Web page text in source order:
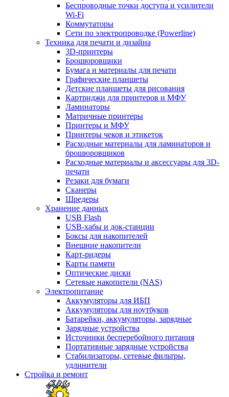
Беспроводные точки доступа и усилители
Wi-Fi
Коммутаторы
Сети по электропроводке (Powerline)
Техника для печати и дизайна
3D-принтеры
Брошюровщики
Бумага и материалы для печати
Графические планшеты
Детские планшеты для рисования
Картриджи для принтеров и МФУ
Ламинаторы
Матричные принтеры
Принтеры и МФУ
Принтеры чеков и этикеток
Расходные материалы для ламинаторов и
брошюровщиков
Расходные материалы и аксессуары для 3D-
печати
Резаки для бумаги
Сканеры
Шредеры
Хранение данных
USB Flash
USB-хабы и док-станции
Боксы для накопителей
Внешние накопители
Карт-ридеры
Карты памяти
Оптические диски
Сетевые накопители (NAS)
Электропитание
Аккумуляторы для ИБП
Аккумуляторы для ноутбуков
Батарейки, аккумуляторы, зарядные
Зарядные устройства
Источники бесперебойного питания
Портативные зарядные устройства
Стабилизаторы, сетевые фильтры,
удлинители
Стройка и ремонт